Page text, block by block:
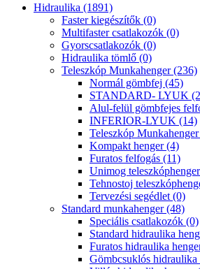
Hidraulika (1891)
Faster kiegészítők (0)
Multifaster csatlakozók (0)
Gyorscsatlakozók (0)
Hidraulika tömlő (0)
Teleszkóp Munkahenger (236)
Normál gömbfej (45)
STANDARD- LYUK
Alul-felül gömbfejes
INFERIOR-LYUK (14)
Teleszkóp
Kompakt henger (4)
Furatos felfogás (11)
Unimog
Tehnostoj
Tervezési segédlet (0)
Standard munkahenger (48)
Speciális csatlakozók (0)
Standard hidraulika
Furatos hidraulika
Gömbcsuklós hidraulika